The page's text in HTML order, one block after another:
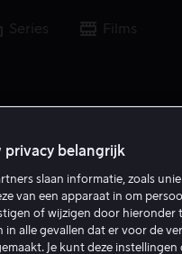
Series Films
M v
privacy belangrijk
slaan informatie, zoals
van een apparaat in om
of wijzigen door hieronder
in alle gevallen dat er voor de
Je kunt deze